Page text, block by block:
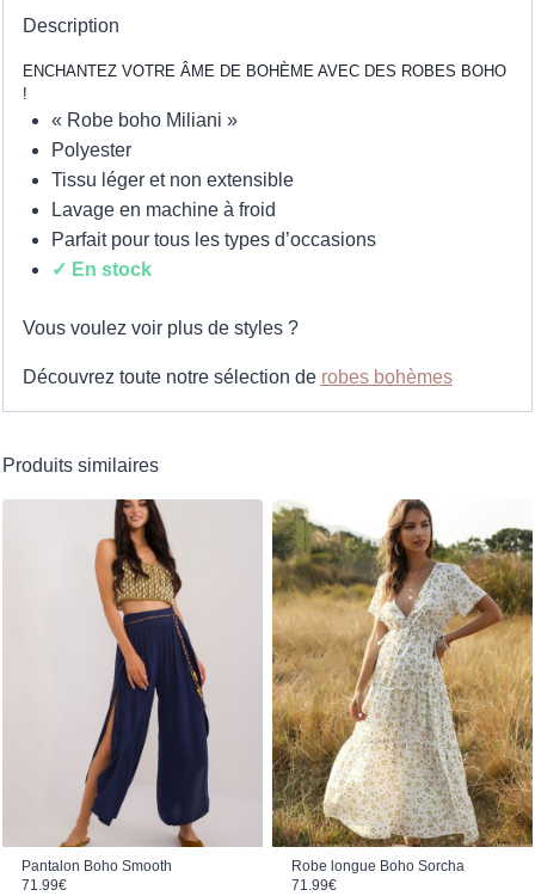
Description
ENCHANTEZ VOTRE ÂME DE BOHÈME AVEC DES ROBES BOHO
!
« Robe boho Miliani »
Polyester
Tissu léger et non extensible
Lavage en machine à froid
Parfait pour tous les types d’occasions
✓ En stock
Vous voulez voir plus de styles ?
Découvrez toute notre sélection de robes bohèmes
Produits similaires
Pantalon Boho Smooth
71.99€
Robe longue Boho Sorcha
71.99€